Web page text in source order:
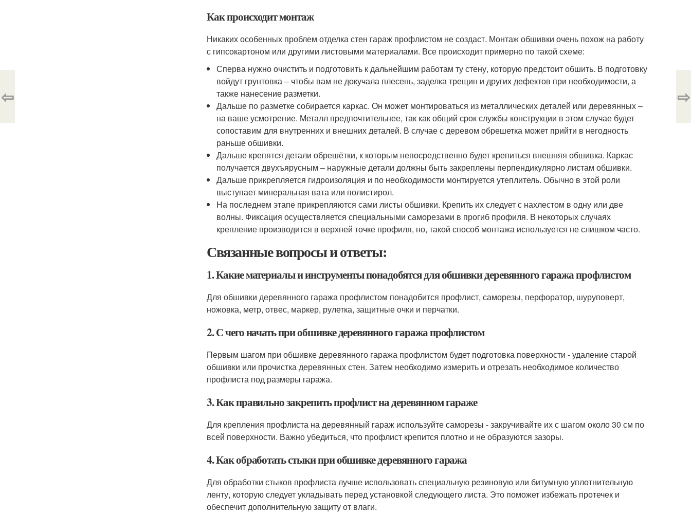
Как происходит монтаж
Никаких особенных проблем отделка стен гараж профлистом не создаст. Монтаж обшивки очень похож на работу
с гипсокартоном или другими листовыми материалами. Все происходит примерно по такой схеме:
Сперва нужно очистить и подготовить к дальнейшим работам ту стену, которую предстоит обшить. В подготовку
войдут грунтовка – чтобы вам не докучала плесень, заделка трещин и других дефектов при необходимости, а
также нанесение разметки.
Дальше по разметке собирается каркас. Он может монтироваться из металлических деталей или деревянных –
на ваше усмотрение. Металл предпочтительнее, так как общий срок службы конструкции в этом случае будет
сопоставим для внутренних и внешних деталей. В случае с деревом обрешетка может прийти в негодность
раньше обшивки.
Дальше крепятся детали обрешётки, к которым непосредственно будет крепиться внешняя обшивка. Каркас
получается двухъярусным – наружные детали должны быть закреплены перпендикулярно листам обшивки.
Дальше прикрепляется гидроизоляция и по необходимости монтируется утеплитель. Обычно в этой роли
выступает минеральная вата или полистирол.
На последнем этапе прикрепляются сами листы обшивки. Крепить их следует с нахлестом в одну или две
волны. Фиксация осуществляется специальными саморезами в прогиб профиля. В некоторых случаях
крепление производится в верхней точке профиля, но, такой способ монтажа используется не слишком часто.
Связанные вопросы и ответы:
1. Какие материалы и инструменты понадобятся для обшивки деревянного гаража профлистом
Для обшивки деревянного гаража профлистом понадобится профлист, саморезы, перфоратор, шуруповерт,
ножовка, метр, отвес, маркер, рулетка, защитные очки и перчатки.
2. С чего начать при обшивке деревянного гаража профлистом
Первым шагом при обшивке деревянного гаража профлистом будет подготовка поверхности - удаление старой
обшивки или прочистка деревянных стен. Затем необходимо измерить и отрезать необходимое количество
профлиста под размеры гаража.
3. Как правильно закрепить профлист на деревянном гараже
Для крепления профлиста на деревянный гараж используйте саморезы - закручивайте их с шагом около 30 см по
всей поверхности. Важно убедиться, что профлист крепится плотно и не образуются зазоры.
4. Как обработать стыки при обшивке деревянного гаража
Для обработки стыков профлиста лучше использовать специальную резиновую или битумную уплотнительную
ленту, которую следует укладывать перед установкой следующего листа. Это поможет избежать протечек и
обеспечит дополнительную защиту от влаги.
⇦ ⇨